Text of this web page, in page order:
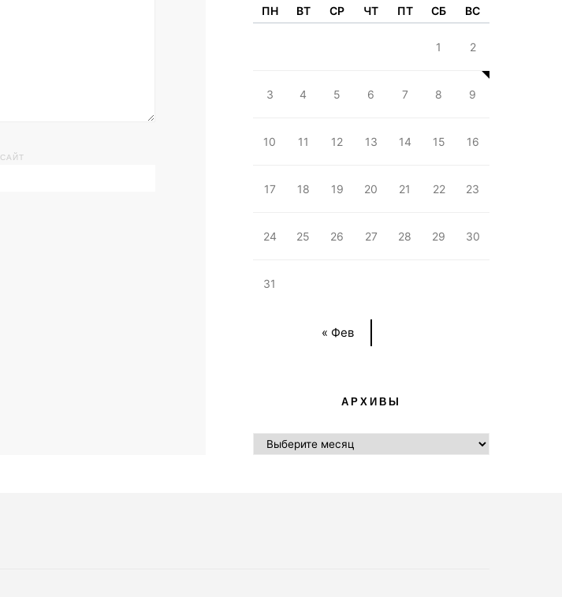
САЙТ
ПН ВТ СР ЧТ ПТ СБ ВС
« Фев
1 2
3 4 5 6 7 8 9
10 11 12 13 14 15 16
17 18 19 20 21 22 23
24 25 26 27 28 29 30
31
АРХИВЫ
АРХИВЫ